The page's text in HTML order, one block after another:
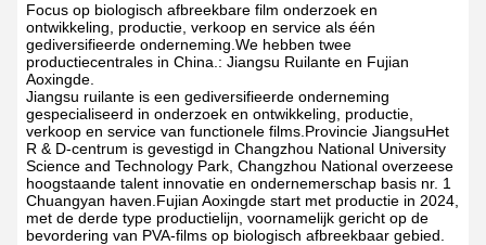
Focus op biologisch afbreekbare film onderzoek en
ontwikkeling, productie, verkoop en service als één
gediversifieerde onderneming.We hebben twee
productiecentrales in China.: Jiangsu Ruilante en Fujian
Aoxingde.
Jiangsu ruilante is een gediversifieerde onderneming
gespecialiseerd in onderzoek en ontwikkeling, productie,
verkoop en service van functionele films.Provincie JiangsuHet
R & D-centrum is gevestigd in Changzhou National University
Science and Technology Park, Changzhou National overzeese
hoogstaande talent innovatie en ondernemerschap basis nr. 1
Chuangyan haven.Fujian Aoxingde start met productie in 2024,
met de derde type productielijn, voornamelijk gericht op de
bevordering van PVA-films op biologisch afbreekbaar gebied.